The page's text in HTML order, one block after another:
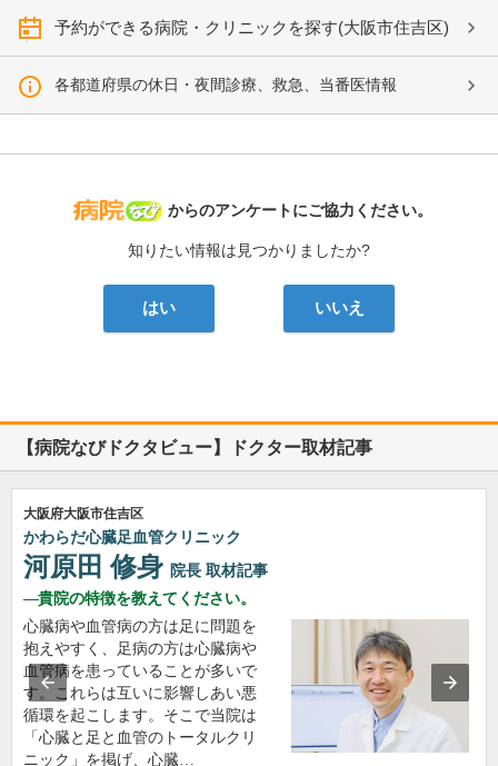
予約ができる病院・クリニックを探す(大阪市住吉区)
各都道府県の休日・夜間診療、救急、当番医情報
病院なび
からのアンケートにご協力ください。
知りたい情報は見つかりましたか?
はい いいえ
【病院なびドクタビュー】ドクター取材記事
大阪府大阪市住吉区
かわらだ心臓足血管クリニック
河原田 修身 院長 取材記事
貴院の特徴を教えてください。
心臓病や血管病の方は足に問題を
抱えやすく、足病の方は心臓病や
血管病を患っていることが多いで
す。これらは互いに影響しあい悪
循環を起こします。そこで当院は
「心臓と足と血管のトータルクリ
ニック」を掲げ、心臓…